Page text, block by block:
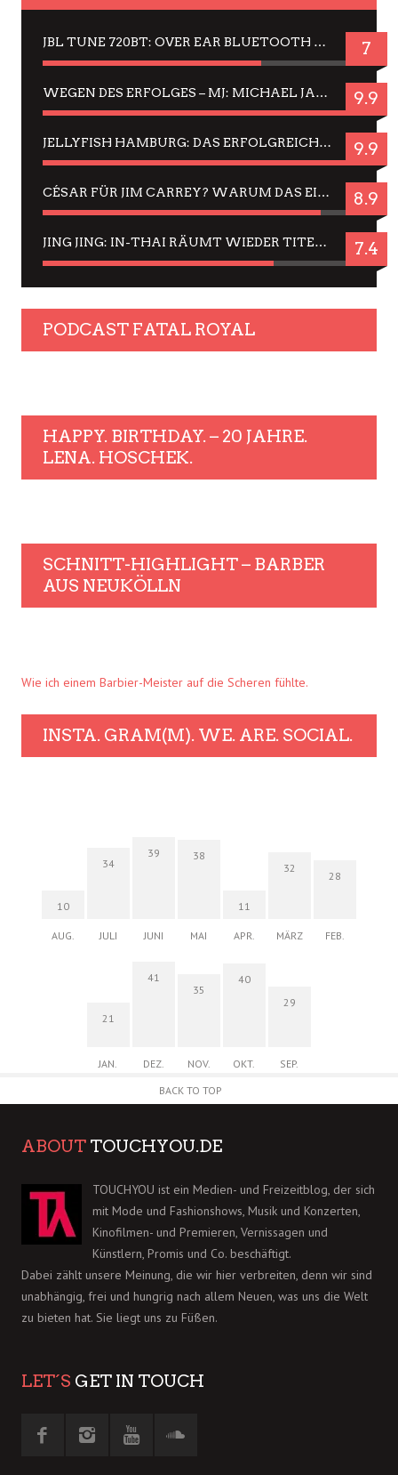
JBL TUNE 720BT: OVER EAR BLUETOOTH KOPFHÖRER UM DIE 50,-€ IM DAUER-TEST 7
WEGEN DES ERFOLGES – MJ: MICHAEL JACKSON MUSICAL IN EINER MATINEE SEHEN 9.9
JELLYFISH HAMBURG: DAS ERFOLGREICHE SOMMER-MENÜ 2025 IN GEFÜHLEN UND BILDERN 9.9
CÉSAR FÜR JIM CARREY? WARUM DAS EINER DER NERVIGSTEN ACTORS IST UND BLEIBT 8.9
JING JING: IN-THAI RÄUMT WIEDER TITEL AB – EIN ZWEI-STUNDEN-ERLEBNISBERICHT 7.4
PODCAST FATAL ROYAL
HAPPY. BIRTHDAY. – 20 JAHRE.
LENA. HOSCHEK.
SCHNITT-HIGHLIGHT – BARBER
AUS NEUKÖLLN
Wie ich einem Barbier-Meister auf die Scheren fühlte.
INSTA. GRAM(M). WE. ARE. SOCIAL.
10
AUG.
34
JULI
39
JUNI
38
MAI
11
APR.
32
MÄRZ
28
FEB.
21
JAN.
41
DEZ.
35
NOV.
40
OKT.
29
SEP.
BACK TO TOP
ABOUT TOUCHYOU.DE
TOUCHYOU ist ein Medien- und Freizeitblog, der sich
mit Mode und Fashionshows, Musik und Konzerten,
Kinofilmen- und Premieren, Vernissagen und
Künstlern, Promis und Co. beschäftigt.
Dabei zählt unsere Meinung, die wir hier verbreiten, denn wir sind
unabhängig, frei und hungrig nach allem Neuen, was uns die Welt
zu bieten hat. Sie liegt uns zu Füßen.
LET´S GET IN TOUCH